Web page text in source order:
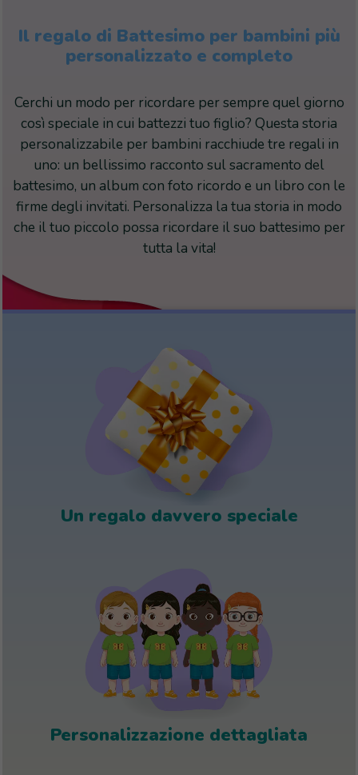
Il regalo di Battesimo per bambini più
personalizzato e completo
Cerchi un modo per ricordare per sempre quel giorno
così speciale in cui battezzi tuo figlio? Questa storia
personalizzabile per bambini racchiude tre regali in
uno: un bellissimo racconto sul sacramento del
battesimo, un album con foto ricordo e un libro con le
firme degli invitati. Personalizza la tua storia in modo
che il tuo piccolo possa ricordare il suo battesimo per
tutta la vita!
Un regalo davvero speciale
Personalizzazione dettagliata